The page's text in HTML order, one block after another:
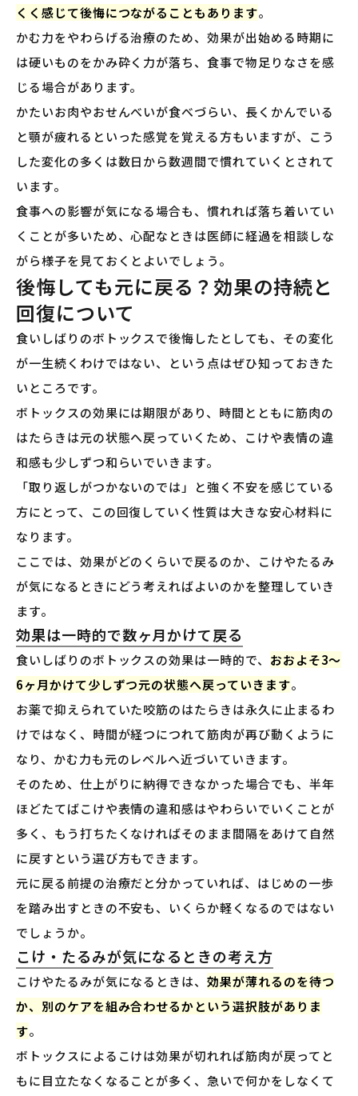
くく感じて後悔につながることもあります。
かむ力をやわらげる治療のため、効果が出始める時期に
は硬いものをかみ砕く力が落ち、食事で物足りなさを感
じる場合があります。
かたいお肉やおせんべいが食べづらい、長くかんでいる
と顎が疲れるといった感覚を覚える方もいますが、こう
した変化の多くは数日から数週間で慣れていくとされて
います。
食事への影響が気になる場合も、慣れれば落ち着いてい
くことが多いため、心配なときは医師に経過を相談しな
がら様子を見ておくとよいでしょう。
後悔しても元に戻る？効果の持続と
回復について
食いしばりのボトックスで後悔したとしても、その変化
が一生続くわけではない、という点はぜひ知っておきた
いところです。
ボトックスの効果には期限があり、時間とともに筋肉の
はたらきは元の状態へ戻っていくため、こけや表情の違
和感も少しずつ和らいでいきます。
「取り返しがつかないのでは」と強く不安を感じている
方にとって、この回復していく性質は大きな安心材料に
なります。
ここでは、効果がどのくらいで戻るのか、こけやたるみ
が気になるときにどう考えればよいのかを整理していき
ます。
効果は一時的で数ヶ月かけて戻る
食いしばりのボトックスの効果は一時的で、 おおよそ3〜
6ヶ月かけて少しずつ元の状態へ戻っていきます。
お薬で抑えられていた咬筋のはたらきは永久に止まるわ
けではなく、時間が経つにつれて筋肉が再び動くように
なり、かむ力も元のレベルへ近づいていきます。
そのため、仕上がりに納得できなかった場合でも、半年
ほどたてばこけや表情の違和感はやわらいでいくことが
多く、もう打ちたくなければそのまま間隔をあけて自然
に戻すという選び方もできます。
元に戻る前提の治療だと分かっていれば、はじめの一歩
を踏み出すときの不安も、いくらか軽くなるのではない
でしょうか。
こけ・たるみが気になるときの考え方
こけやたるみが気になるときは、効果が薄れるのを待つ
か、別のケアを組み合わせるかという選択肢がありま
す。
ボトックスによるこけは効果が切れれば筋肉が戻ってと
もに目立たなくなることが多く、急いで何かをしなくて